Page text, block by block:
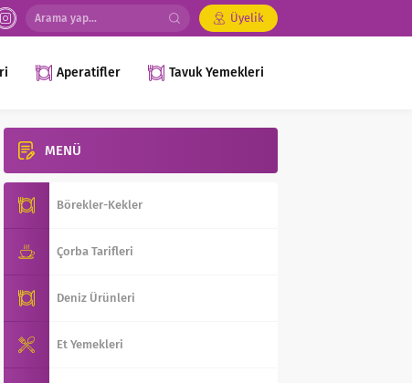
Üyelik
Aperatifler Tavuk Yemekleri
MENÜ
Börekler-Kekler
Çorba Tarifleri
Deniz Ürünleri
Et Yemekleri